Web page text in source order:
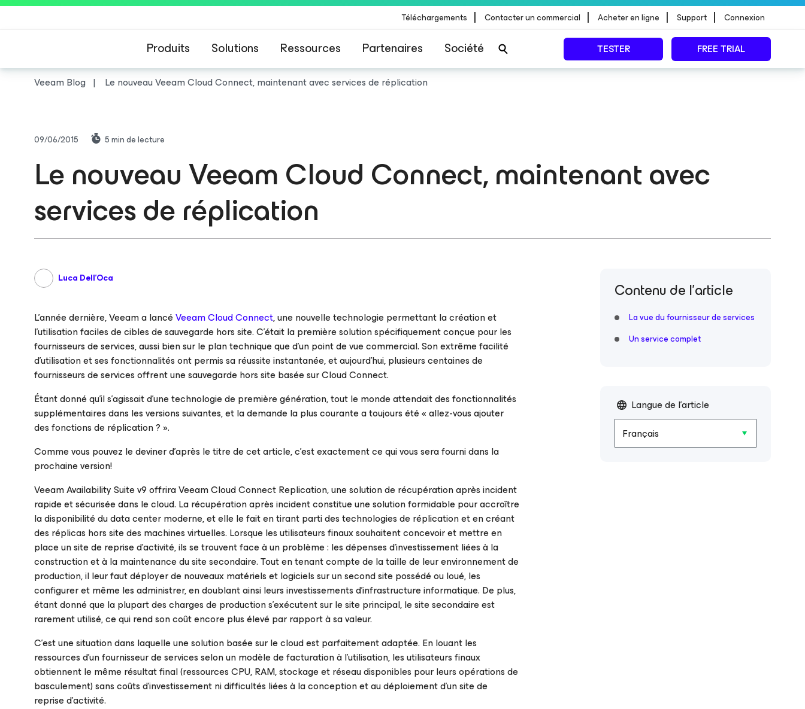
Téléchargements | Contacter un commercial | Acheter en ligne | Support | Connexion
Produits Solutions Ressources Partenaires Société TESTER FREE TRIAL
Veeam Blog Le nouveau Veeam Cloud Connect, maintenant avec services de réplication
09/06/2015 5min de lecture
Le nouveau Veeam Cloud Connect, maintenant avec
services de réplication
Luca Dell'Oca
L’année dernière, Veeam a lancéVeeam Cloud Connect, une nouvelle technologie permettant la création et
l’utilisation faciles de cibles de sauvegarde hors site. C’était la première solution spécifiquement conçue pour les
fournisseurs de services, aussi bien sur le plan technique que d’un point de vue commercial. Son extrême facilité
d’utilisation et ses fonctionnalités ont permis sa réussite instantanée, et aujourd’hui, plusieurs centaines de
fournisseurs de services offrent une sauvegarde hors site basée sur Cloud Connect.
Étant donné qu’il s’agissait d’une technologie de première génération, tout le monde attendait des fonctionnalités
supplémentaires dans les versions suivantes, et la demande la plus courante a toujours été « allez-vous ajouter
des fonctions de réplication ? ».
Comme vous pouvez le deviner d’après le titre de cet article, c’est exactement ce qui vous sera fourni dans la
prochaine version!
Veeam Availability Suite v9 offrira Veeam Cloud Connect Replication, une solution de récupération après incident
rapide et sécurisée dans le cloud. La récupération après incident constitue une solution formidable pour accroître
la disponibilité du data center moderne, et elle le fait en tirant parti des technologies de réplication et en créant
des réplicas hors site des machines virtuelles. Lorsque les utilisateurs finaux souhaitent concevoir et mettre en
place un site de reprise d’activité, ils se trouvent face à un problème : les dépenses d’investissement liées à la
construction et à la maintenance du site secondaire. Tout en tenant compte de la taille de leur environnement de
production, il leur faut déployer de nouveaux matériels et logiciels sur un second site possédé ou loué, les
configurer et même les administrer, en doublant ainsi leurs investissements d’infrastructure informatique. De plus,
étant donné que la plupart des charges de production s’exécutent sur le site principal, le site secondaire est
rarement utilisé, ce qui rend son coût encore plus élevé par rapport à sa valeur.
C’est une situation dans laquelle une solution basée sur le cloud est parfaitement adaptée. En louant les
ressources d’un fournisseur de services selon un modèle de facturation à l’utilisation, les utilisateurs finaux
obtiennent le même résultat final (ressources CPU, RAM, stockage et réseau disponibles pour leurs opérations de
basculement) sans coûts d’investissement ni difficultés liées à la conception et au déploiement d’un site de
reprise d’activité.
Contenu de l’article
La vue du fournisseur de services
Un service complet
Langue de l'article
Français